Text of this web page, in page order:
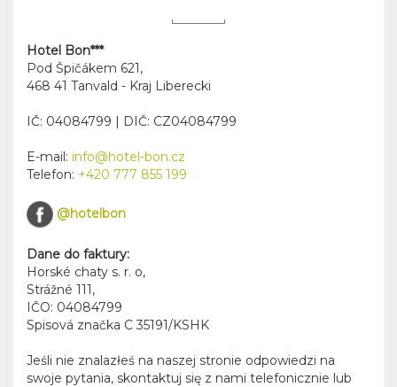
Hotel Bon***
Pod Špičákem 621,
468 41 Tanvald - Kraj Liberecki
IČ: 04084799 | DIČ: CZ04084799
E-mail: info@hotel-bon.cz
Telefon: +420 777 855 199
@hotelbon
Dane do faktury:
Horské chaty s. r. o,
Strážné 111,
IČO: 04084799
Spisová značka C 35191/KSHK
Jeśli nie znalazłeś na naszej stronie odpowiedzi na
swoje pytania, skontaktuj się z nami telefonicznie lub